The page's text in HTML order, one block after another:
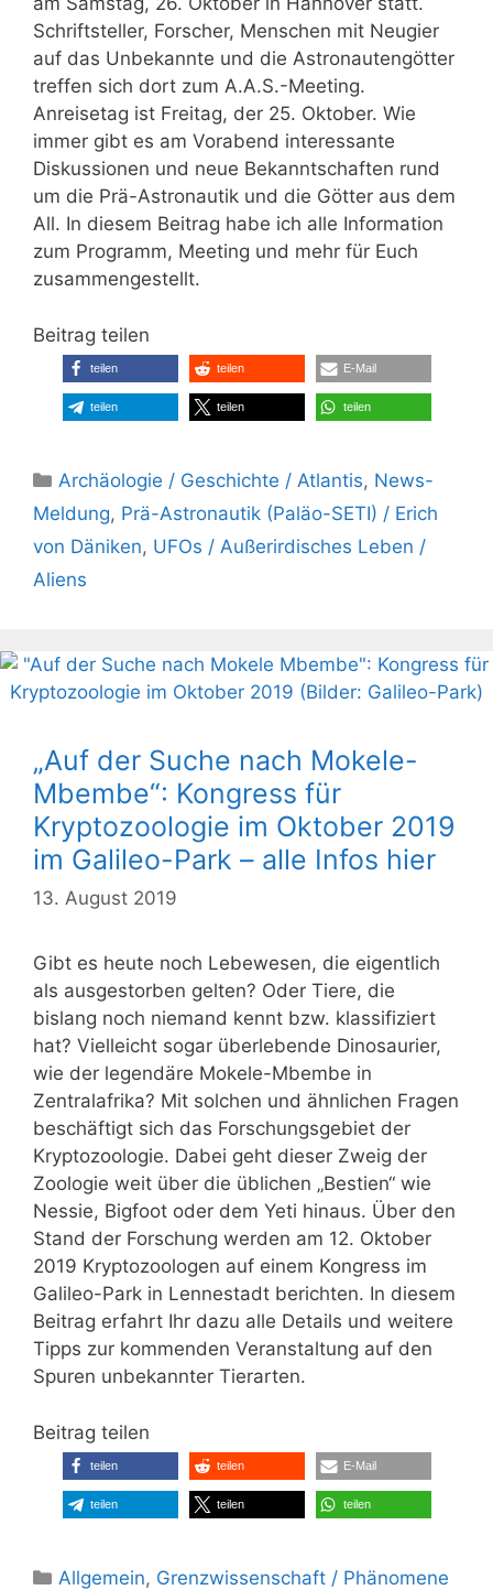
Schriftsteller, Forscher, Menschen mit Neugier
auf das Unbekannte und die Astronautengötter
treffen sich dort zum A.A.S.-Meeting.
Anreisetag ist Freitag, der 25. Oktober. Wie
immer gibt es am Vorabend interessante
Diskussionen und neue Bekanntschaften rund
um die Prä-Astronautik und die Götter aus dem
All. In diesem Beitrag habe ich alle Information
zum Programm, Meeting und mehr für Euch
zusammengestellt.
Beitrag teilen
teilen teilen E-Mail
teilen teilen teilen
Kategorien
Archäologie / Geschichte / Atlantis, News-
Meldung, Prä-Astronautik (Paläo-SETI) / Erich
von Däniken, UFOs / Außerirdisches Leben /
Aliens
„Auf der Suche nach Mokele-
Mbembe“: Kongress für
Kryptozoologie im Oktober 2019
im Galileo-Park – alle Infos hier
13. August 2019
Gibt es heute noch Lebewesen, die eigentlich
als ausgestorben gelten? Oder Tiere, die
bislang noch niemand kennt bzw. klassifiziert
hat? Vielleicht sogar überlebende Dinosaurier,
wie der legendäre Mokele-Mbembe in
Zentralafrika? Mit solchen und ähnlichen Fragen
beschäftigt sich das Forschungsgebiet der
Kryptozoologie. Dabei geht dieser Zweig der
Zoologie weit über die üblichen „Bestien“ wie
Nessie, Bigfoot oder dem Yeti hinaus. Über den
Stand der Forschung werden am 12. Oktober
2019 Kryptozoologen auf einem Kongress im
Galileo-Park in Lennestadt berichten. In diesem
Beitrag erfahrt Ihr dazu alle Details und weitere
Tipps zur kommenden Veranstaltung auf den
Spuren unbekannter Tierarten.
Beitrag teilen
teilen teilen E-Mail
teilen teilen teilen
Kategorien
Allgemein, Grenzwissenschaft / Phänomene